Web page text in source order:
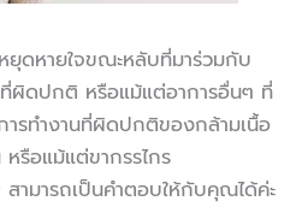
ดหายใจขณะหลับที่มาร่วมกับ
ผิดปกติ หรือแม้แต่อาการอื่นๆ ที่
ารทำงานที่ผิดปกติของกล้ามเนื้อ
รือแม้แต่ขากรรไกร
ามารถเป็นคำตอบให้กับคุณได้ค่ะ